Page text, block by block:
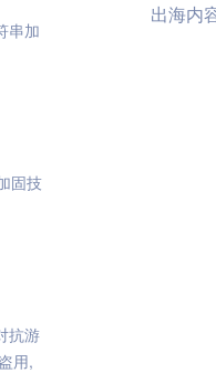
串加
固技
抗游
用,
出海内